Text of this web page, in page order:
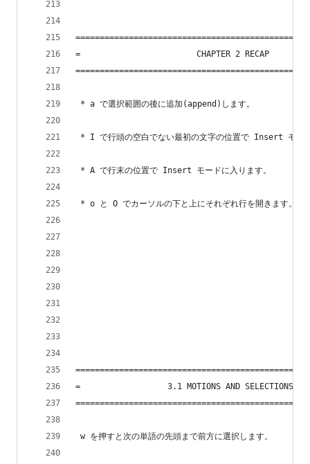
=                        CHAPTER 2 RECAP
* a で選択範囲の後に追加(append)します。
* I で行頭の空白でない最初の文字の位置で Insert モー
* A で行末の位置で Insert モードに入ります。
* o と O でカーソルの下と上にそれぞれ行を開きます。
=                  3.1 MOTIONS AND
w を押すと次の単語の先頭まで前方に選択します。